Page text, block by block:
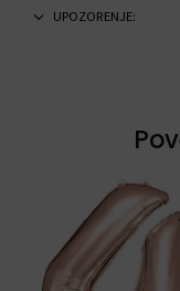
UPOZORENJE: